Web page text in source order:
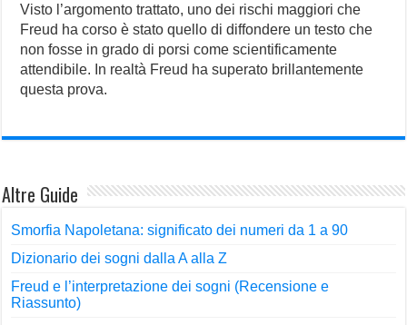
Visto l’argomento trattato, uno dei rischi maggiori che
Freud ha corso è stato quello di diffondere un testo che
non fosse in grado di porsi come scientificamente
attendibile. In realtà Freud ha superato brillantemente
questa prova.
Altre Guide
Smorfia Napoletana: significato dei numeri da 1 a 90
Dizionario dei sogni dalla A alla Z
Freud e l’interpretazione dei sogni (Recensione e
Riassunto)